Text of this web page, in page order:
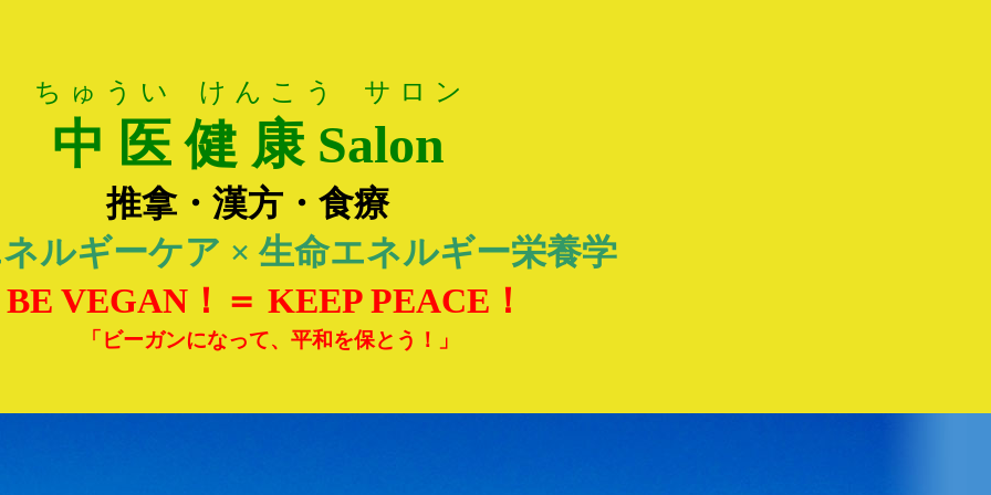
ち ゅ う い け ん こ う サ ロ ン
中 医 健 康 Salon
推拿・漢方・食療
ルギーケア × 生命エネルギー栄養学
BE VEGAN！＝ KEEP PEACE！
「ビーガンになって、平和を保とう！」